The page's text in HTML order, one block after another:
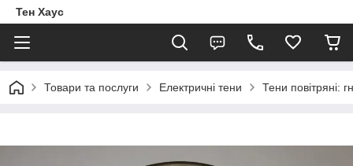
Тен Хаус
Товари та послуги Електричні тени Тени повітряні: